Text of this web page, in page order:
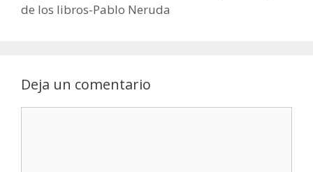
de los libros-Pablo Neruda
Deja un comentario